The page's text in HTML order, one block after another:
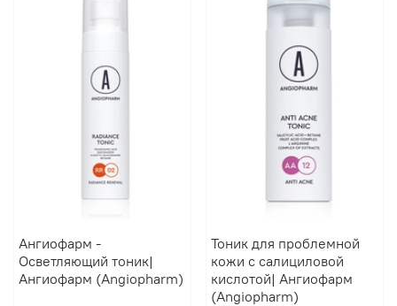
Ангиофарм -
Осветляющий тоник|
Ангиофарм (Angiopharm)
Тоник для проблемной
кожи с салициловой
кислотой| Ангиофарм
(Angiopharm)